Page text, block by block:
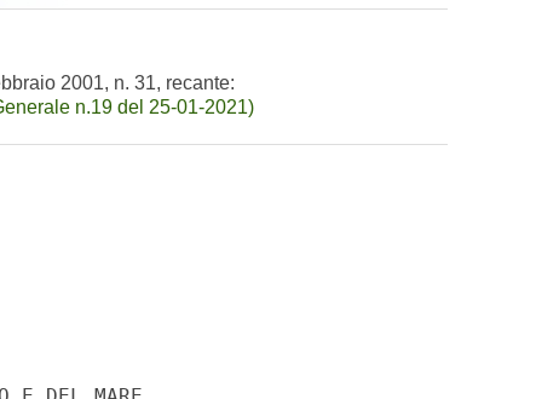
2001, n. 31, recante:
n.19 del 25-01-2021)